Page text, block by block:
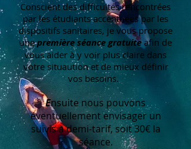
Conscient des difficultés rencontrées
par les étudiants accentuées par les
dispositifs sanitaires, je vous propose
une première séance gratuite afin de
vous aider à y voir plus claire dans
votre situaution et de mieux définir
vos besoins.
Ensuite nous pouvons
éventuellement envisager un
suivis à demi-tarif, soit 30€ la
séance.